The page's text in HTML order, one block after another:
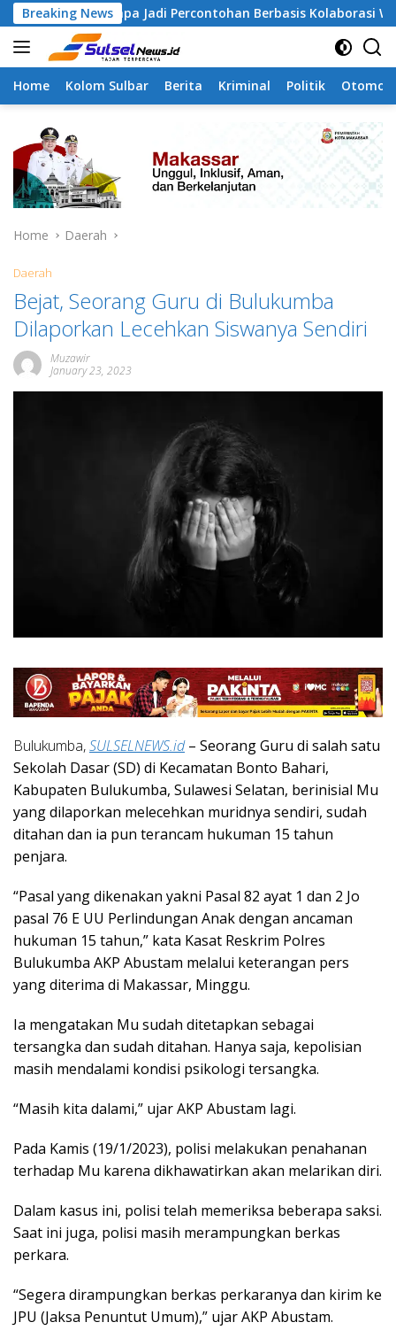
Skip
to
content
Breaking News
Jadi Percontohan Berbasis Kolaborasi Warga
Home Kolom Sulbar Berita Kriminal Politik
Home Daerah
Daerah
Bejat, Seorang Guru di Bulukumba
Dilaporkan Lecehkan Siswanya Sendiri
Muzawir
January 23, 2023
Bulukumba,SULSELNEWS.id– Seorang Guru di salah satu
Sekolah Dasar (SD) di Kecamatan Bonto Bahari,
Kabupaten Bulukumba, Sulawesi Selatan, berinisial Mu
yang dilaporkan melecehkan muridnya sendiri, sudah
ditahan dan ia pun terancam hukuman 15 tahun
penjara.
“Pasal yang dikenakan yakni Pasal 82 ayat 1 dan 2 Jo
pasal 76 E UU Perlindungan Anak dengan ancaman
hukuman 15 tahun,” kata Kasat Reskrim Polres
Bulukumba AKP Abustam melalui keterangan pers
yang diterima di Makassar, Minggu.
Ia mengatakan Mu sudah ditetapkan sebagai
tersangka dan sudah ditahan. Hanya saja, kepolisian
masih mendalami kondisi psikologi tersangka.
“Masih kita dalami,” ujar AKP Abustam lagi.
Pada Kamis (19/1/2023), polisi melakukan penahanan
terhadap Mu karena dikhawatirkan akan melarikan diri.
Dalam kasus ini, polisi telah memeriksa beberapa saksi.
Saat ini juga, polisi masih merampungkan berkas
perkara.
“Segera dirampungkan berkas perkaranya dan kirim ke
JPU (Jaksa Penuntut Umum),” ujar AKP Abustam.